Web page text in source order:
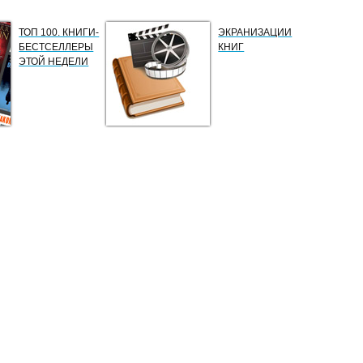
ТОП 100. КНИГИ-
БЕСТСЕЛЛЕРЫ
ЭТОЙ НЕДЕЛИ
ЭКРАНИЗАЦИИ
КНИГ